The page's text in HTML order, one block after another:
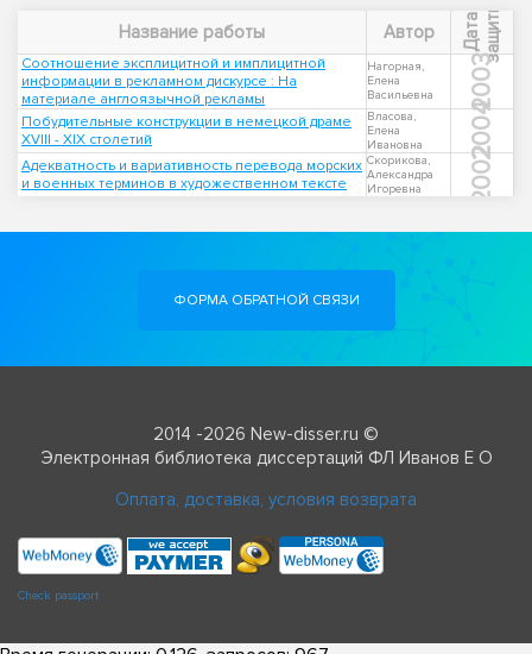
Название работы Автор Д
а
т
а
з
а
щ
и
т ы
Соотношение эксплицитной и имплицитной
информации в рекламном дискурсе : На
материале англоязычной рекламы
Нагорная,
Елена
Васильевна
2003
Побудительные конструкции в немецкой драме
XVIII - XIX столетий
Власова,
Елена
Ивановна
2004
Адекватность и вариативность перевода морских
и военных терминов в художественном тексте
Скорикова,
Александра
Игоревна
2002
ФОРМА ОБРАТНОЙ СВЯЗИ
2014 -2026 New-disser.ru ©
Электронная библиотека диссертаций ФЛ Иванов Е О
Оплата, доставка, условия возврата
Check passport